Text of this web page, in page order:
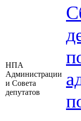
НПА
Администрации
и Совета
депутатов